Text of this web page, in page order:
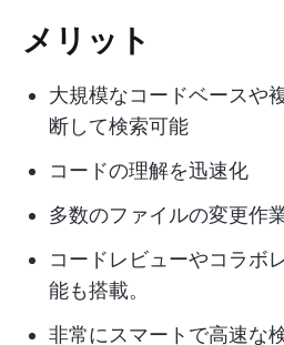
メリット
大規模なコードベースや
断して検索可能
コードの理解を迅速化
多数のファイルの変更作
コードレビューやコラボ
能も搭載。
非常にスマートで高速な